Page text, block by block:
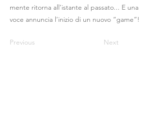
mente ritorna all’istante al passato... E una
voce annuncia l’inizio di un nuovo “game”!
Previous Next